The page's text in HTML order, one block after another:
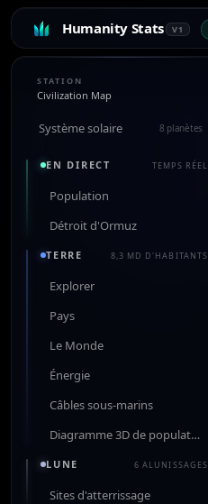
Humanity Stats V1
STATION
Civilization Map
Système solaire 8 planètes
EN DIRECT TEMPS RÉEL
Population
Détroit d'Ormuz
TERRE 8,3 MD D'HABITANTS
Explorer
Pays
Le Monde
Énergie
Câbles sous-marins
Diagramme 3D de population
LUNE 6 ALUNISSAGES
Sites d'atterrissage